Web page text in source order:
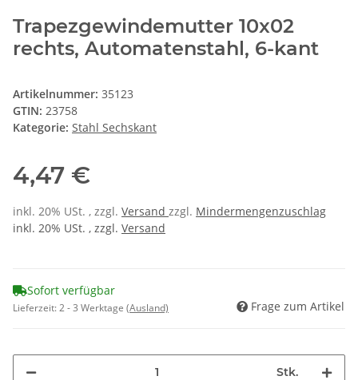
Trapezgewindemutter 10x02
rechts, Automatenstahl, 6-kant
Artikelnummer: 35123
GTIN: 23758
Kategorie: Stahl Sechskant
4,47 €
inkl. 20% USt. , zzgl. Versand zzgl. Mindermengenzuschlag
inkl. 20% USt. , zzgl. Versand
Sofort verfügbar
Lieferzeit:2 - 3 Werktage (Ausland) Frage zum Artikel
Stk.